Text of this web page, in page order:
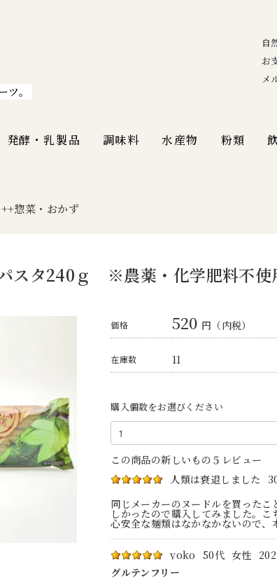
。
発酵・乳製品 調味料 水産物 粉類
自
お
メ
++惣菜・おかず
スタ240ｇ ※農薬・化学肥料不使
価格 520 円（内税）
在庫数 11
購入個数をお選びください
この商品の新しいもの５レビュー
人類は衰退しました
同じメーカーのヌードルを買った
しかったので購入してみました。
心安全な麺類はなかなかないので、
yoko 50代 女性
グルテンフリー